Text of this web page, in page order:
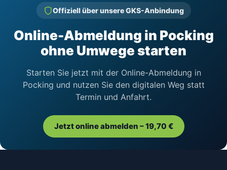
Offiziell über unsere GKS-Anbindung
Online-Abmeldung in Pocking
ohne Umwege starten
Starten Sie jetzt mit der Online-Abmeldung in
Pocking und nutzen Sie den digitalen Weg statt
Termin und Anfahrt.
Jetzt online abmelden – 19,70 €